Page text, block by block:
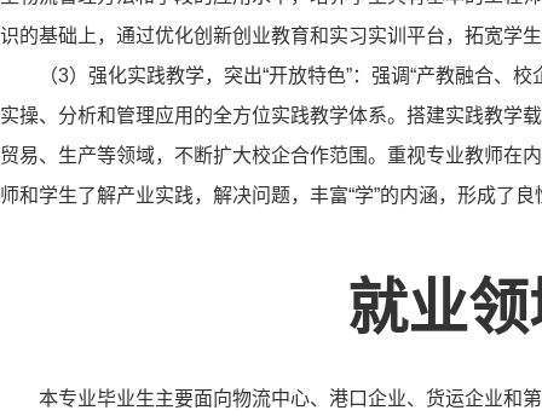
识的基础上，通过优化创新创业教育和实习实训平台，拓宽学
（3）强化实践教学，突出“开放特色”：强调“产教融合、
实操、分析和管理应用的全方位实践教学体系。搭建实践教学
贸易、生产等领域，不断扩大校企合作范围。重视专业教师在
师和学生了解产业实践，解决问题，丰富“学”的内涵，形成了良
就业
本专业毕业生主要面向物流中心、港口企业、货运企业和